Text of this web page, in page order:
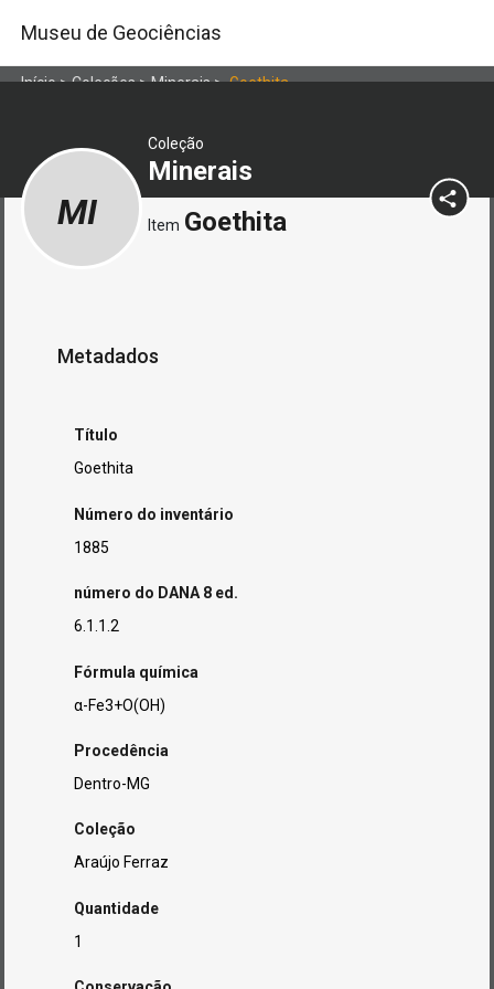
Museu de Geociências
Início>Coleções>Minerais>Goethita
Coleção
Minerais
MI Item Goethita
Metadados
Título
Goethita
Número do inventário
1885
número do DANA 8 ed.
6.1.1.2
Fórmula química
α-Fe3+O(OH)
Procedência
Dentro-MG
Coleção
Araújo Ferraz
Quantidade
1